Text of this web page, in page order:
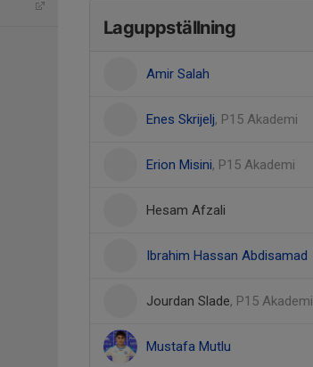
Laguppställning
Amir Salah
Enes Skrijelj, P15 Akademi
Erion Misini, P15 Akademi
Hesam Afzali
Ibrahim Hassan Abdisamad
Jourdan Slade, P15 Akademi
Mustafa Mutlu